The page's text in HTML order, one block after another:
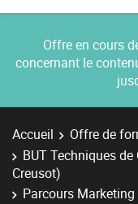
Offre en cours
concernant le
Accueil Offre de
BUT Techniques
Creusot)
Parcours